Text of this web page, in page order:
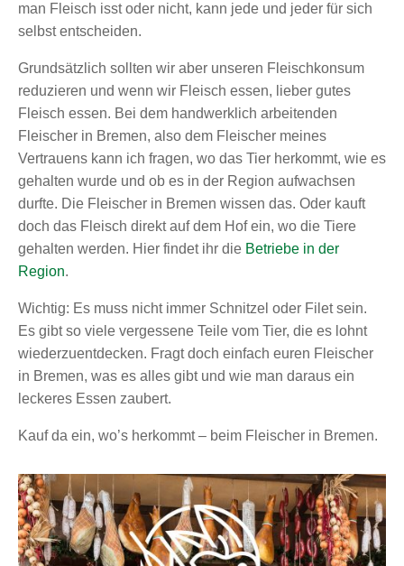
man Fleisch isst oder nicht, kann jede und jeder für sich
selbst entscheiden.
Grundsätzlich sollten wir aber unseren Fleischkonsum
reduzieren und wenn wir Fleisch essen, lieber gutes
Fleisch essen. Bei dem handwerklich arbeitenden
Fleischer in Bremen, also dem Fleischer meines
Vertrauens kann ich fragen, wo das Tier herkommt, wie es
gehalten wurde und ob es in der Region aufwachsen
durfte. Die Fleischer in Bremen wissen das. Oder kauft
doch das Fleisch direkt auf dem Hof ein, wo die Tiere
gehalten werden. Hier findet ihr die Betriebe in der
Region.
Wichtig: Es muss nicht immer Schnitzel oder Filet sein.
Es gibt so viele vergessene Teile vom Tier, die es lohnt
wiederzuentdecken. Fragt doch einfach euren Fleischer
in Bremen, was es alles gibt und wie man daraus ein
leckeres Essen zaubert.
Kauf da ein, wo’s herkommt – beim Fleischer in Bremen.